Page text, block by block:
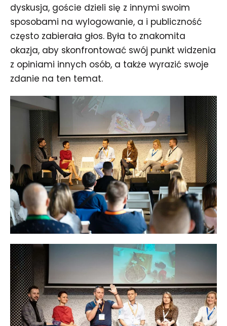
dyskusja, goście dzieli się z innymi swoim
sposobami na wylogowanie, a i publiczność
często zabierała głos. Była to znakomita
okazja, aby skonfrontować swój punkt widzenia
z opiniami innych osób, a także wyrazić swoje
zdanie na ten temat.